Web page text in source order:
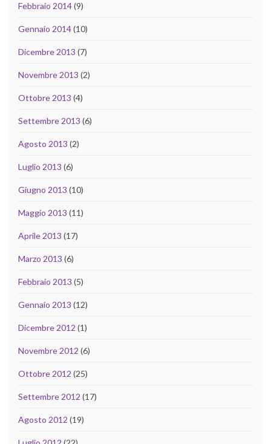
Febbraio 2014(9)
Gennaio 2014(10)
Dicembre 2013 (7)
Novembre 2013 (2)
Ottobre 2013 (4)
Settembre 2013 (6)
Agosto 2013 (2)
Luglio 2013 (6)
Giugno 2013 (10)
Maggio 2013 (11)
Aprile 2013 (17)
Marzo 2013 (6)
Febbraio 2013 (5)
Gennaio 2013 (12)
Dicembre 2012 (1)
Novembre 2012 (6)
Ottobre 2012 (25)
Settembre 2012 (17)
Agosto 2012 (19)